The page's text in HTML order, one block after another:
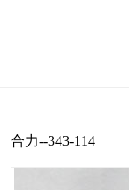
合力--343-114